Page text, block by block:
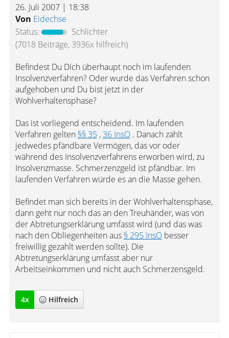
26. Juli 2007 | 18:38
Von Eidechse
Status:
Schlichter
(7018 Beiträge, 3936x hilfreich)
Befindest Du Dich überhaupt noch im laufenden
Insolvenzverfahren? Oder wurde das Verfahren schon
aufgehoben und Du bist jetzt in der
Wohlverhaltensphase?
Das ist vorliegend entscheidend. Im laufenden
Verfahren gelten §§ 35,36 InsO. Danach zählt
jedwedes pfändbare Vermögen, das vor oder
während des Insolvenzverfahrens erworben wird, zu
Insolvenzmasse. Schmerzenzgeld ist pfändbar. Im
laufenden Verfahren würde es an die Masse gehen.
Befindet man sich bereits in der Wohlverhaltensphase,
dann geht nur noch das an den Treuhänder, was von
der Abtretungserklärung umfasst wird (und das was
nach den Obliegenheiten aus § 295 InsObesser
freiwillig gezahlt werden sollte). Die
Abtretungserklärung umfasst aber nur
Arbeitseinkommen und nicht auch Schmerzensgeld.
4x Hilfreich